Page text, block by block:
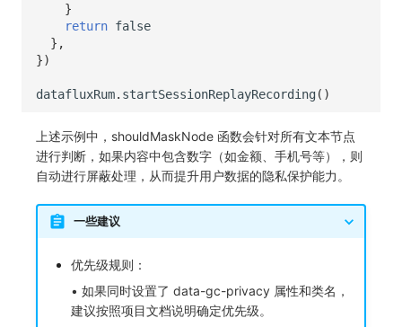
}
return false
},
})
datafluxRum. startSessionReplayRecording()
上述示例中，shouldMaskNode 函数会针对所有文本节点
进行判断，如果内容中包含数字（如金额、手机号等），则
自动进行屏蔽处理，从而提升用户数据的隐私保护能力。
一些建议
优先级规则：
• 如果同时设置了 data-gc-privacy 属性和类名，
建议按照项目文档说明确定优先级。